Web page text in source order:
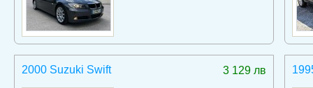
3 129 лв
2000 Suzuki Swift